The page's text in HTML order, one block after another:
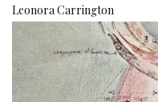
Leonora Carrington